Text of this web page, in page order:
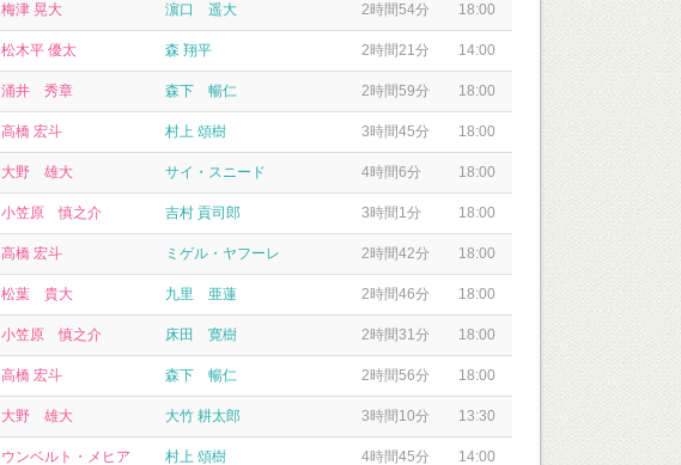
梅津 晃大 濵口 遥大 2時間54分 18:00
松木平 優太 森 翔平 2時間21分 14:00
涌井 秀章 森下 暢仁 2時間59分 18:00
高橋 宏斗 村上 頌樹 3時間45分 18:00
大野 雄大 サイ・スニード 4時間6分 18:00
小笠原 慎之介 吉村 貢司郎 3時間1分 18:00
高橋 宏斗 ミゲル・ヤフーレ 2時間42分 18:00
松葉 貴大 九里 亜蓮 2時間46分 18:00
小笠原 慎之介 床田 寛樹 2時間31分 18:00
高橋 宏斗 森下 暢仁 2時間56分 18:00
大野 雄大 大竹 耕太郎 3時間10分 13:30
ウンベルト・メヒア 村上 頌樹 4時間45分 14:00